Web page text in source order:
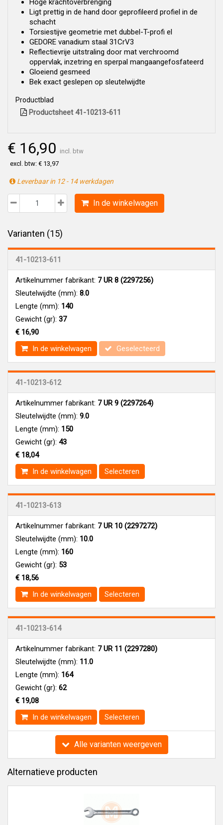
Hoge krachtoverbrenging
Ligt prettig in de hand door geprofileerd profiel in de
schacht
Torsiestijve geometrie met dubbel-T-profi el
GEDORE vanadium staal 31CrV3
Reflectievrije uitstraling door mat verchroomd
oppervlak, inzetring en sperpal mangaangefosfateerd
Gloeiend gesmeed
Bek exact geslepen op sleutelwijdte
Productblad
Productsheet 41-10213-611
€ 16,90 incl. btw
excl. btw: € 13,97
Leverbaar in 12 - 14 werkdagen
In de winkelwagen
Varianten (15)
41-10213-611
Artikelnummer fabrikant: 7 UR 8 (2297256)
Sleutelwijdte (mm): 8.0
Lengte (mm): 140
Gewicht (gr): 37
€ 16,90
In de winkelwagen
Geselecteerd
41-10213-612
Artikelnummer fabrikant: 7 UR 9 (2297264)
Sleutelwijdte (mm): 9.0
Lengte (mm): 150
Gewicht (gr): 43
€ 18,04
In de winkelwagen
Selecteren
41-10213-613
Artikelnummer fabrikant: 7 UR 10 (2297272)
Sleutelwijdte (mm): 10.0
Lengte (mm): 160
Gewicht (gr): 53
€ 18,56
In de winkelwagen
Selecteren
41-10213-614
Artikelnummer fabrikant: 7 UR 11 (2297280)
Sleutelwijdte (mm): 11.0
Lengte (mm): 164
Gewicht (gr): 62
€ 19,08
In de winkelwagen
Selecteren
Alle varianten weergeven
Alternatieve producten